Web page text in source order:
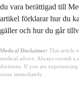
du vara berättigad till
artikel förklarar hur du
gäller och hur du går
Medical Disclaimer: This article
medical advice. Always consult a
decisions. If you are
room immediately.